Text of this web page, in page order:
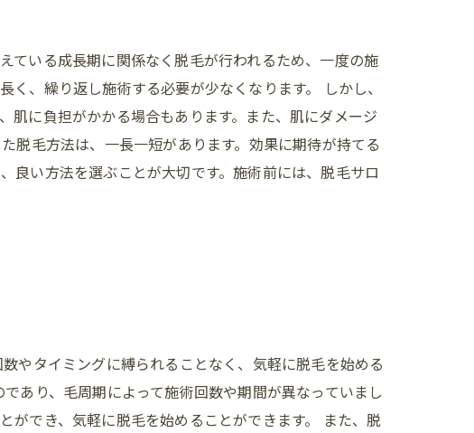
ている成長期に関係なく脱毛が行われるため、一度の施
、繰り返し施術する必要が少なくなります。 しかし、
肌に負担がかかる場合もあります。また、肌にダメージ
脱毛方法は、一長一短があります。効果に期待が持てる
良い方法を選ぶことが大切です。施術前には、脱毛サロ
やタイミングに縛られることなく、気軽に脱毛を始める
あり、毛周期によって施術回数や期間が異なっていまし
ができ、気軽に脱毛を始めることができます。 また、脱